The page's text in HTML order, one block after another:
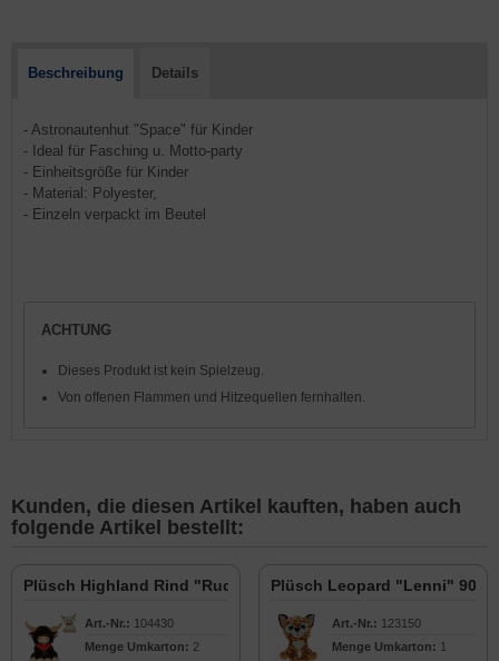
Beschreibung Details
- Astronautenhut "Space" für Kinder
- Ideal für Fasching u. Motto-party
- Einheitsgröße für Kinder
- Material: Polyester,
- Einzeln verpackt im Beutel
ACHTUNG
Dieses Produkt ist kein Spielzeug.
Von offenen Flammen und Hitzequellen fernhalten.
Kunden, die diesen Artikel kauften, haben auch
folgende Artikel bestellt:
Plüsch Highland Rind "Rudi" 90cm
Art.-Nr.: 104430
Menge Umkarton: 2
Plüsch Leopard "Lenni" 90cm
Art.-Nr.: 123150
Menge Umkarton: 1